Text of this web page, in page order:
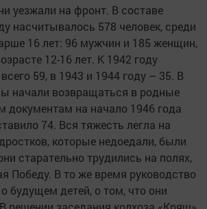
уезжали на фронт. В составе
насчитывалось 578 человек, среди
16 лет: 96 мужчин и 185 женщин,
12-16 лет. К 1942 году
59, в 1943 и 1944 году – 35. В
начали возвращаться в родные
документам на начало 1946 года
74. Вся тяжесть легла на
которые недоедали, были
старательно трудились на полях,
Победу. В то же время руководство
будущем детей, о том, что они